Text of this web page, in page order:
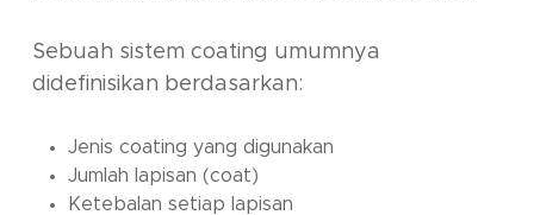
Sebuah sistem coating umumnya
didefinisikan berdasarkan:
Jenis coating yang digunakan
Jumlah lapisan (coat)
Ketebalan setiap lapisan